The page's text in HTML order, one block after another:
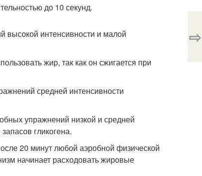
до 10 секунд.
высокой интенсивности и малой
жир, так как он сжигается при
средней интенсивности
упражнений низкой и средней
гликогена.
20 минут любой аэробной физической
начинает расходовать жировые
⇨